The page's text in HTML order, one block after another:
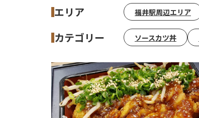
エリア 福井駅周辺エリア
カテゴリー ソースカツ丼